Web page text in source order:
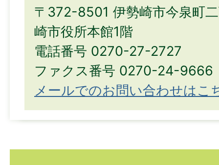
〒372-8501 伊勢崎市今泉町
崎市役所本館1階
電話番号 0270-27-2727
ファクス番号 0270-24-9666
メールでのお問い合わせはこ